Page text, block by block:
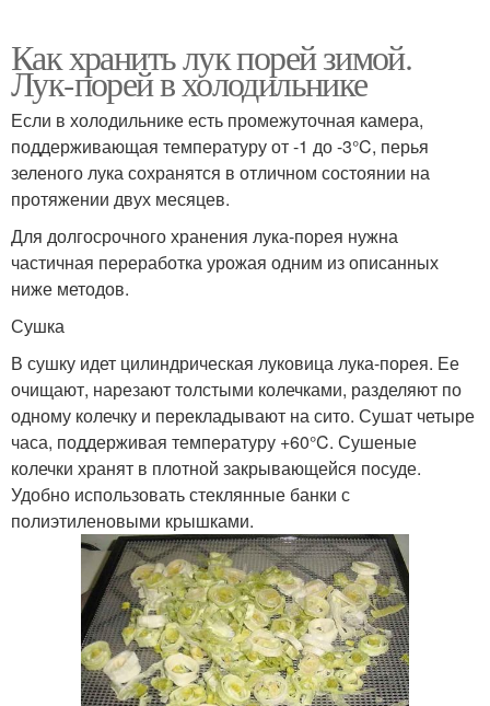
Как хранить лук порей зимой.
Лук-порей в холодильнике
Если в холодильнике есть промежуточная камера,
поддерживающая температуру от -1 до -3°C, перья
зеленого лука сохранятся в отличном состоянии на
протяжении двух месяцев.
Для долгосрочного хранения лука-порея нужна
частичная переработка урожая одним из описанных
ниже методов.
Сушка
В сушку идет цилиндрическая луковица лука-порея. Ее
очищают, нарезают толстыми колечками, разделяют по
одному колечку и перекладывают на сито. Сушат четыре
часа, поддерживая температуру +60°C. Сушеные
колечки хранят в плотной закрывающейся посуде.
Удобно использовать стеклянные банки с
полиэтиленовыми крышками.